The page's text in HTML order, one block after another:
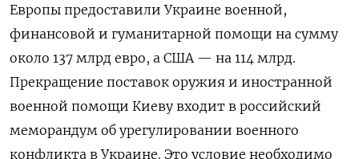
Европы предоставили Украине военной,
финансовой и гуманитарной помощи на сумму
около 137 млрд евро, а США — на 114 млрд.
Прекращение поставок оружия и иностранной
военной помощи Киеву входит в российский
меморандум об урегулировании военного
конфликта в Украине. Это условие необходимо